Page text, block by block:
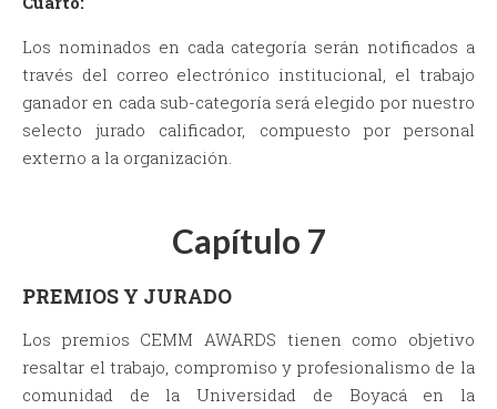
Los nominados en cada categoría serán notificados a
través del correo electrónico institucional, el trabajo
ganador en cada sub-categoría será elegido por nuestro
selecto jurado calificador, compuesto por personal
externo a la organización.
Capítulo 7
PREMIOS Y JURADO
Los premios CEMM AWARDS tienen como objetivo
resaltar el trabajo, compromiso y profesionalismo de la
comunidad de la Universidad de Boyacá en la